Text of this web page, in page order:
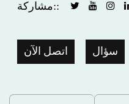
مشاركة::
اتصل الآن سؤال